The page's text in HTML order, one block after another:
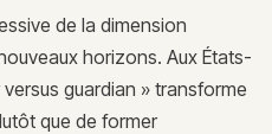
de la dimension
horizons. Aux États-
guardian » transforme
que de former